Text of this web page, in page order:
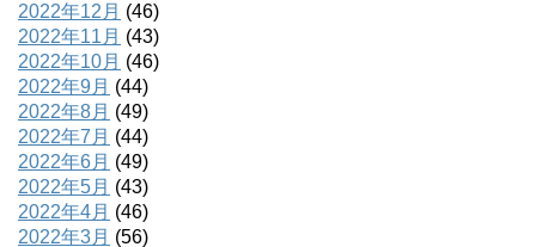
2022年12月 (46)
2022年11月 (43)
2022年10月 (46)
2022年9月 (44)
2022年8月 (49)
2022年7月 (44)
2022年6月 (49)
2022年5月 (43)
2022年4月 (46)
2022年3月 (56)